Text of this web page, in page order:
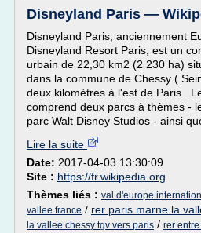
Disneyland Paris —
Disneyland Paris, anciennement
Disneyland Resort Paris, est un
urbain de 22,30 km2 (2 230 ha)
dans la commune de Chessy (
deux kilomètres à l'est de Paris .
comprend deux parcs à thèmes -
parc Walt Disney Studios - ainsi
Lire la suite
Date: 2017-04-03 13:30:09
Site : https://fr.wikipedia.org
Thèmes liés : val d'europe
vallee france / rer paris marne la
la vallee chessy tgv vers paris / rer